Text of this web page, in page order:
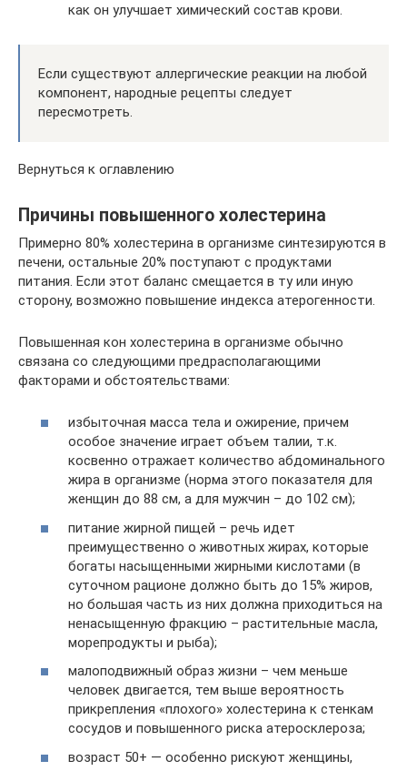
как он улучшает химический состав крови.
Если существуют аллергические реакции на любой
компонент, народные рецепты следует
пересмотреть.
Вернуться к оглавлению
Причины повышенного холестерина
Примерно 80% холестерина в организме синтезируются в
печени, остальные 20% поступают с продуктами
питания. Если этот баланс смещается в ту или иную
сторону, возможно повышение индекса атерогенности.
Повышенная кон холестерина в организме обычно
связана со следующими предрасполагающими
факторами и обстоятельствами:
избыточная масса тела и ожирение, причем
особое значение играет объем талии, т.к.
косвенно отражает количество абдоминального
жира в организме (норма этого показателя для
женщин до 88 см, а для мужчин – до 102 см);
питание жирной пищей – речь идет
преимущественно о животных жирах, которые
богаты насыщенными жирными кислотами (в
суточном рационе должно быть до 15% жиров,
но большая часть из них должна приходиться на
ненасыщенную фракцию – растительные масла,
морепродукты и рыба);
малоподвижный образ жизни – чем меньше
человек двигается, тем выше вероятность
прикрепления «плохого» холестерина к стенкам
сосудов и повышенного риска атеросклероза;
возраст 50+ — особенно рискуют женщины,